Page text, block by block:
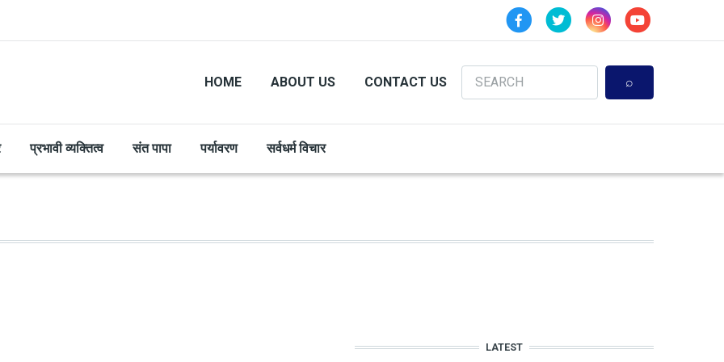
HOME ABOUT US CONTACT US
Search
प्रभावी व्यक्तित्व संत पापा पर्यावरण सर्वधर्म विचार
LATEST